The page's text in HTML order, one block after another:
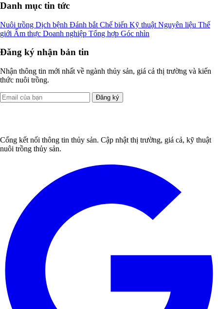
Danh mục tin tức
Nuôi trồng Dịch bệnh Đánh bắt Chế biến Kỹ thuật Nguyên liệu Thế
giới Ẩm thực Doanh nghiệp Tổng hợp Góc nhìn
Đăng ký nhận bản tin
Nhận thông tin mới nhất về ngành thủy sản, giá cả thị trường và kiến
thức nuôi trồng.
Đăng ký
Cổng kết nối thông tin thủy sản. Cập nhật thị trường, giá cả, kỹ thuật
nuôi trồng thủy sản.